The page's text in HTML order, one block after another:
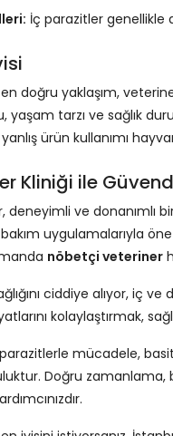
İç parazitler genellikle
doğru yaklaşım,
yaşam tarzı ve sağlık
ürün kullanımı
Kliniği ile
ve donanımlı bir
uygulamalarıyla öne
nöbetçi veteriner
ciddiye alıyor, iç
kolaylaştırmak,
mücadele,
Doğru